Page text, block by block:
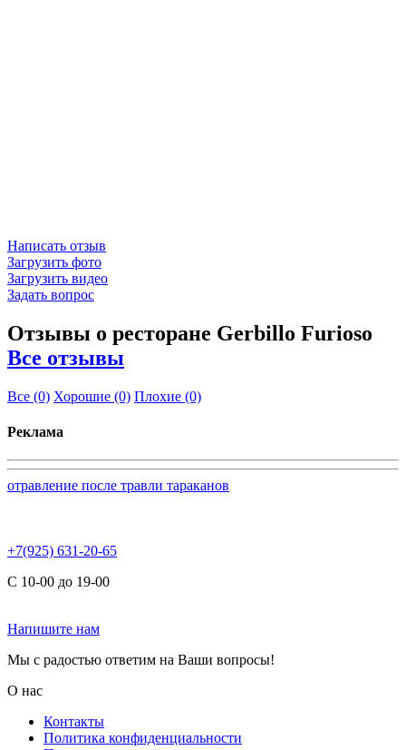
Написать отзыв
Загрузить фото
Загрузить видео
Задать вопрос
Отзывы о ресторане Gerbillo Furioso
Все отзывы
Все (0) Хорошие (0) Плохие (0)
Реклама
отравление после травли тараканов
+7(925) 631-20-65
С 10-00 до 19-00
Напишите нам
Мы с радостью ответим на Ваши вопросы!
О нас
Контакты
Политика конфиденциальности